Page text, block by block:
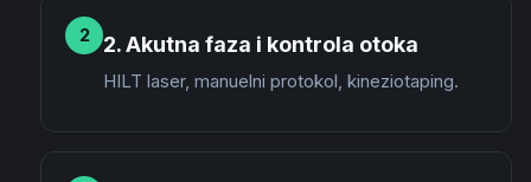
2 2. Akutna faza i kontrola otoka
HILT laser, manuelni protokol, kineziotaping.